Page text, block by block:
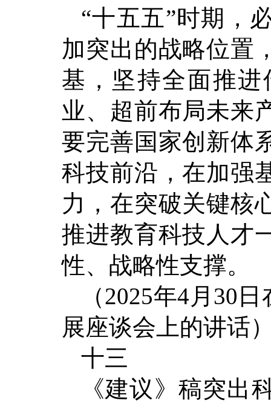
“十五五”时期，
加突出的战略位置
基，坚持全面推
业、超前布局未来
要完善国家创新体
科技前沿，在加强
力，在突破关键核
推进教育科技人才
性、战略性支撑。
（2025年4月30
展座谈会上的讲话
十三
《建议》稿突出